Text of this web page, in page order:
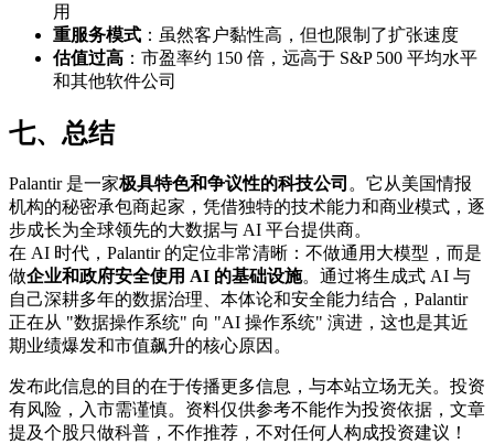
用
重服务模式 ：虽然客户黏性高，但也限制了扩张速度
估值过高 ：市盈率约 150 倍，远高于 S&P 500 平均水平
和其他软件公司
七、总结
Palantir 是一家极具特色和争议性的科技公司 。它从美国情报
机构的秘密承包商起家，凭借独特的技术能力和商业模式，逐
步成长为全球领先的大数据与 AI 平台提供商。
在 AI 时代，Palantir 的定位非常清晰：不做通用大模型，而是
做企业和政府安全使用 AI 的基础设施。通过将生成式 AI 与
自己深耕多年的数据治理、本体论和安全能力结合，Palantir
正在从 "数据操作系统" 向 "AI 操作系统" 演进，这也是其近
期业绩爆发和市值飙升的核心原因。
发布此信息的目的在于传播更多信息，与本站立场无关。投资
有风险，入市需谨慎。资料仅供参考不能作为投资依据，文章
提及个股只做科普，不作推荐，不对任何人构成投资建议！